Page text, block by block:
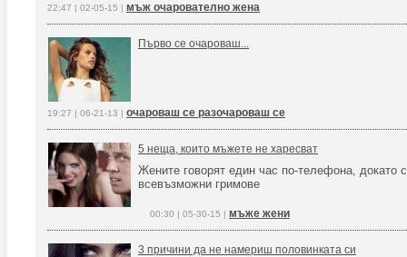
22:47 | 02-05-15 | мъж очарователно жена
Първо се очароваш...
19:27 | 06-21-13 | очароваш се разочароваш се
5 неща, които мъжете не харесват
Жените говорят един час по-телефона, докато
всевъзможни гримове
00:30 | 05-30-15 | мъже жени
3 причини да не намериш половинката си